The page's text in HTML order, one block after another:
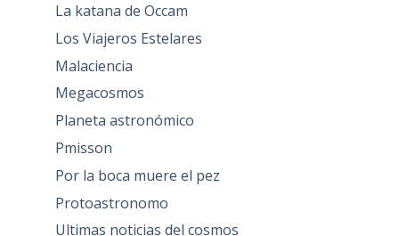
La katana de Occam
Los Viajeros Estelares
Malaciencia
Megacosmos
Planeta astronómico
Pmisson
Por la boca muere el pez
Protoastronomo
Ultimas noticias del cosmos